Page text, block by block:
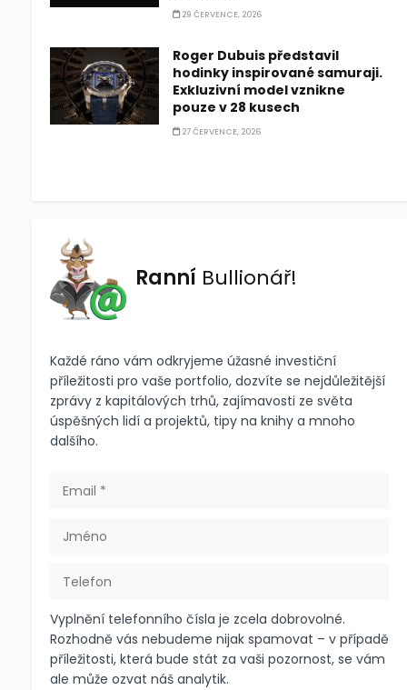
29 ČERVENCE, 2026
Roger Dubuis představil
hodinky inspirované samuraji.
Exkluzivní model vznikne
pouze v 28 kusech
27 ČERVENCE, 2026
Ranní Bullionář!
Každé ráno vám odkryjeme úžasné investiční
příležitosti pro vaše portfolio, dozvíte se nejdůležitější
zprávy z kapitálových trhů, zajímavosti ze světa
úspěšných lidí a projektů, tipy na knihy a mnoho
dalšího.
Vyplnění telefonního čísla je zcela dobrovolné.
Rozhodně vás nebudeme nijak spamovat – v případě
příležitosti, která bude stát za vaši pozornost, se vám
ale může ozvat náš analytik.